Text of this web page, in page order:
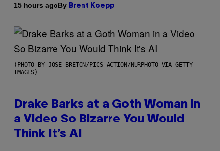
15 hours agoBy Brent Koepp
(PHOTO BY JOSE BRETON/PICS ACTION/NURPHOTO VIA GETTY
IMAGES)
Drake Barks at a Goth Woman in
a Video So Bizarre You Would
Think It’s AI